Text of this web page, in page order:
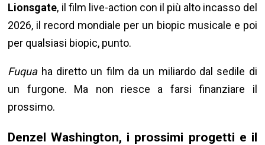
Lionsgate, il film live-action con il più alto incasso del
2026, il record mondiale per un biopic musicale e poi
per qualsiasi biopic, punto.
Fuquaha diretto un film da un miliardo dal sedile di
un furgone. Ma non riesce a farsi finanziare il
prossimo.
Denzel Washington, i prossimi progetti e il